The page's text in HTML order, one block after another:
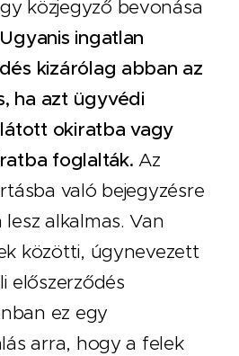
közjegyző bevonása
Ugyanis ingatlan
kizárólag abban az
ha azt ügyvédi
okiratba vagy
foglalták. Az
való bejegyzésre
alkalmas. Van
közötti, úgynevezett
előszerződés
ez egy
arra, hogy a felek